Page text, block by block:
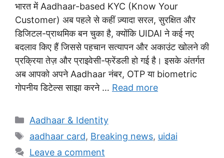
भारत में Aadhaar-based KYC (Know Your
Customer) अब पहले से कहीं ज़्यादा सरल, सुरक्षित और
डिजिटल-प्राथमिक बन चुका है, क्योंकि UIDAI ने कई नए
बदलाव किए हैं जिससे पहचान सत्यापन और अकाउंट खोलने की
प्रक्रिया तेज़ और प्राइवेसी-फ्रेंडली हो गई है। इसके अंतर्गत
अब आपको अपने Aadhaar नंबर, OTP या biometric
गोपनीय डिटेल्स साझा करने … Read more
Categories
Aadhaar & Identity
Tags
aadhaar card, Breaking news, uidai
Leave a comment